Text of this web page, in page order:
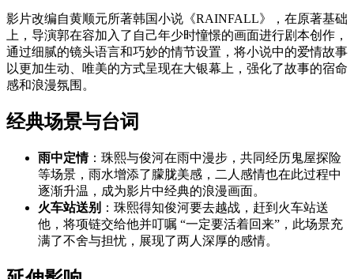
影片改编自黄顺元所著韩国小说《RAINFALL》，在原著基础
上，导演郭在容加入了自己年少时憧憬的画面进行剧本创作，
通过细腻的镜头语言和巧妙的情节设置，将小说中的爱情故事
以更加生动、唯美的方式呈现在大银幕上，强化了故事的宿命
感和浪漫氛围。
经典场景与台词
雨中定情：珠熙与俊河在雨中漫步，共同经历鬼屋探险
等场景，雨水增添了朦胧美感，二人感情也在此过程中
逐渐升温，成为影片中经典的浪漫画面。
火车站送别 ：珠熙得知俊河要去越战，赶到火车站送
他，将项链交给他并叮嘱 “一定要活着回来”，此场景充
满了不舍与担忧，展现了两人深厚的感情。